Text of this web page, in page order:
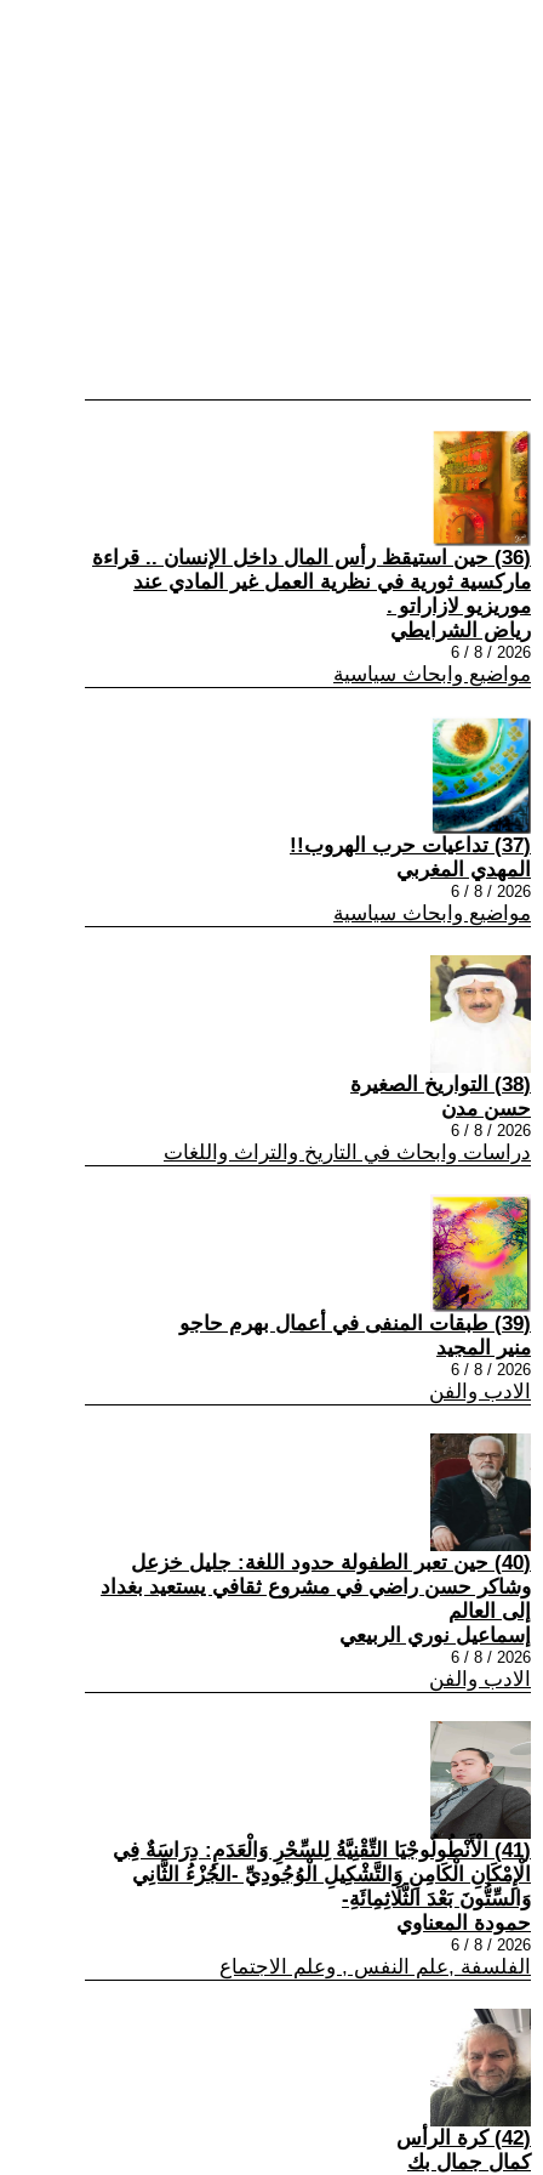
(36) حين استيقظ رأس المال داخل الإنسان .. قراءة
ماركسية ثورية في نظرية العمل غير المادي عند
موريزيو لازاراتو .
رياض الشرايطي
2026 / 8 / 6
مواضيع وابحاث سياسية
(37) تداعيات حرب الهروب!!
المهدي المغربي
2026 / 8 / 6
مواضيع وابحاث سياسية
(38) التواريخ الصغيرة
حسن مدن
2026 / 8 / 6
دراسات وابحاث في التاريخ والتراث واللغات
(39) طبقات المنفى في أعمال بهرم حاجو
منير المجيد
2026 / 8 / 6
الادب والفن
(40) حين تعبر الطفولة حدود اللغة: جليل خزعل
وشاكر حسن راضي في مشروع ثقافي يستعيد بغداد
إلى العالم
إسماعيل نوري الربيعي
2026 / 8 / 6
الادب والفن
(41) الْأَنْطُولُوجْيَا التِّقْنِيَّةُ لِلسِّحْرِ وَالْعَدَمِ: دِرَاسَةٌ فِي
الْإِمْكَانِ الْكَامِنِ وَالتَّشْكِيلِ الْوُجُودِيِّ -الجُزْءُ الثَّانِي
وَالسِّتُّونَ بَعْدَ الثَّلَاثِمِائَةِ-
حمودة المعناوي
2026 / 8 / 6
الفلسفة ,علم النفس , وعلم الاجتماع
(42) كرة الرأس
كمال جمال بك